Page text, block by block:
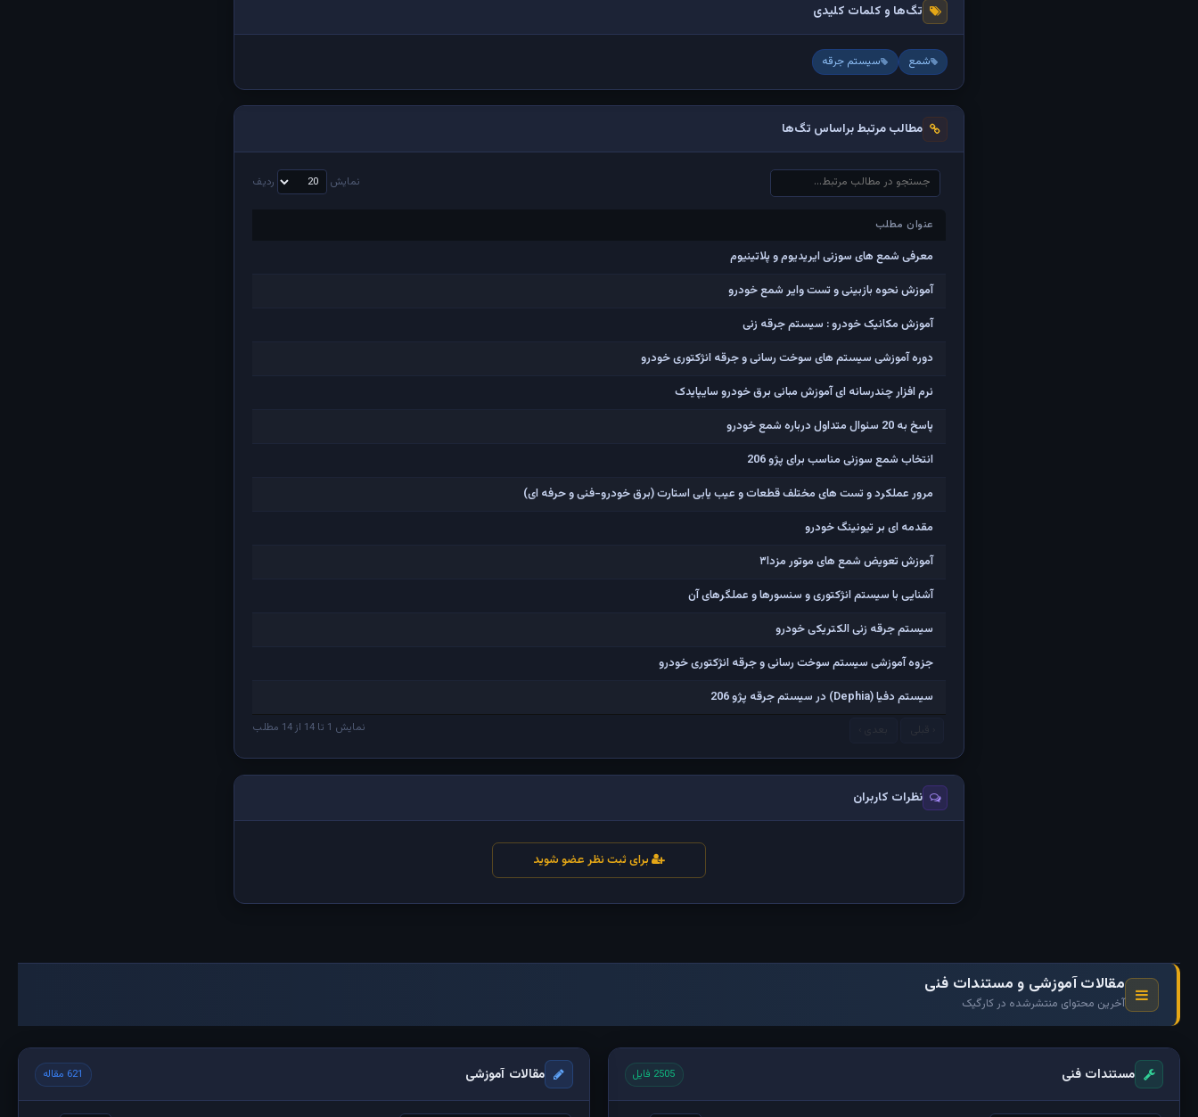
تگ‌ها و کلمات کلیدی
شمع سیستم جرقه
مطالب مرتبط براساس تگ‌ها
نمایش ردیف
عنوان مطلب
عنوان مطلب
معرفی شمع های سوزنی ایریدیوم و پلاتینیوم
آموزش نحوه بازبینی و تست وایر شمع خودرو
آموزش مکانیک خودرو : سیستم جرقه زنی
دوره آموزشی سیستم های سوخت رسانی و جرقه انژکتوری خودرو
نرم افزار چندرسانه ای آموزش مبانی برق خودرو سایپایدک
پاسخ به 20 سئوال متداول درباره شمع خودرو
انتخاب شمع سوزنی مناسب برای پژو 206
مرور عملکرد و تست های مختلف قطعات و عیب یابی استارت (برق خودرو-فنی و حرفه ای)
مقدمه ای بر تیونینگ خودرو
آموزش تعویض شمع های موتور مزدا۳
آشنایی با سیستم انژکتوری و سنسورها و عملگرهای آن
سیستم جرقه زنی الکتریکی خودرو
جزوه آموزشی سیستم سوخت رسانی و جرقه انژکتوری خودرو
سیستم دفیا (Dephia) در سیستم جرقه پژو 206
نمایش 1 تا 14 از 14 مطلب
نظرات کاربران
برای ثبت نظر عضو شوید
مقالات آموزشی و مستندات فنی
آخرین محتوای منتشرشده در کارگیک
مستندات فنی 2505 فایل مقالات آموزشی 621 مقاله